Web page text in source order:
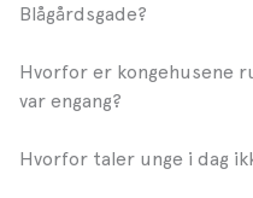
Blågårdsgade?
Hvorfor er kongehusene
var engang?
Hvorfor taler unge i dag